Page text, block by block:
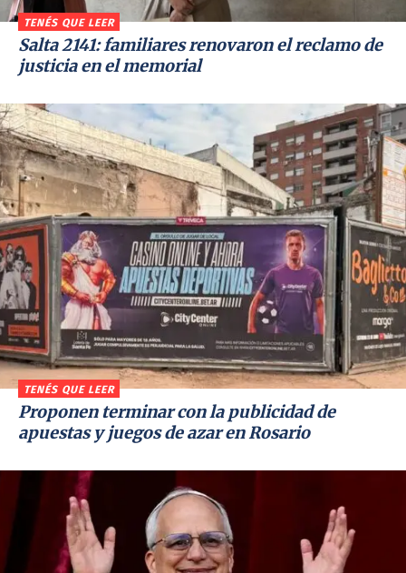
TENÉS QUE LEER
Salta 2141: familiares renovaron el reclamo de
justicia en el memorial
TENÉS QUE LEER
Proponen terminar con la publicidad de
apuestas y juegos de azar en Rosario